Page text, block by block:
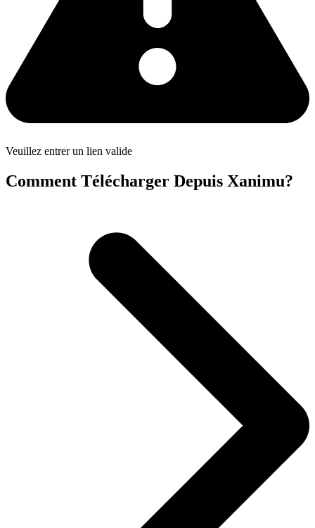
Veuillez entrer un lien valide
Comment Télécharger Depuis Xanimu?